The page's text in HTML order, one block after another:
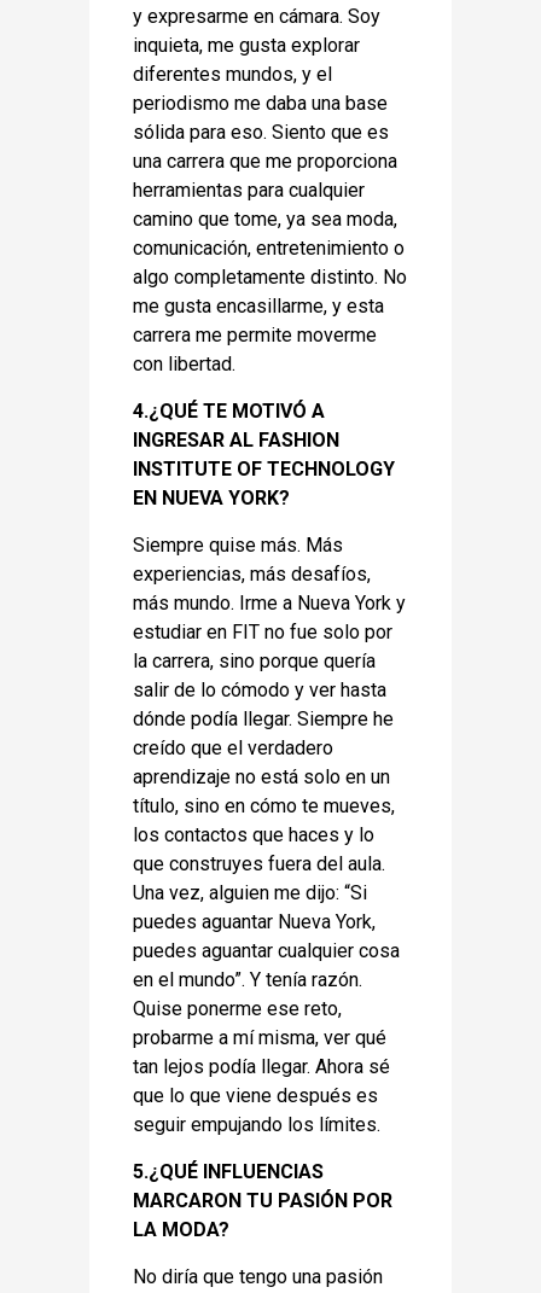
y expresarme en cámara. Soy
inquieta, me gusta explorar
diferentes mundos, y el
periodismo me daba una base
sólida para eso. Siento que es
una carrera que me proporciona
herramientas para cualquier
camino que tome, ya sea moda,
comunicación, entretenimiento o
algo completamente distinto. No
me gusta encasillarme, y esta
carrera me permite moverme
con libertad.
4.¿QUÉ TE MOTIVÓ A
INGRESAR AL FASHION
INSTITUTE OF TECHNOLOGY
EN NUEVA YORK?
Siempre quise más. Más
experiencias, más desafíos,
más mundo. Irme a Nueva York y
estudiar en FIT no fue solo por
la carrera, sino porque quería
salir de lo cómodo y ver hasta
dónde podía llegar. Siempre he
creído que el verdadero
aprendizaje no está solo en un
título, sino en cómo te mueves,
los contactos que haces y lo
que construyes fuera del aula.
Una vez, alguien me dijo: “Si
puedes aguantar Nueva York,
puedes aguantar cualquier cosa
en el mundo”. Y tenía razón.
Quise ponerme ese reto,
probarme a mí misma, ver qué
tan lejos podía llegar. Ahora sé
que lo que viene después es
seguir empujando los límites.
5.¿QUÉ INFLUENCIAS
MARCARON TU PASIÓN POR
LA MODA?
No diría que tengo una pasión